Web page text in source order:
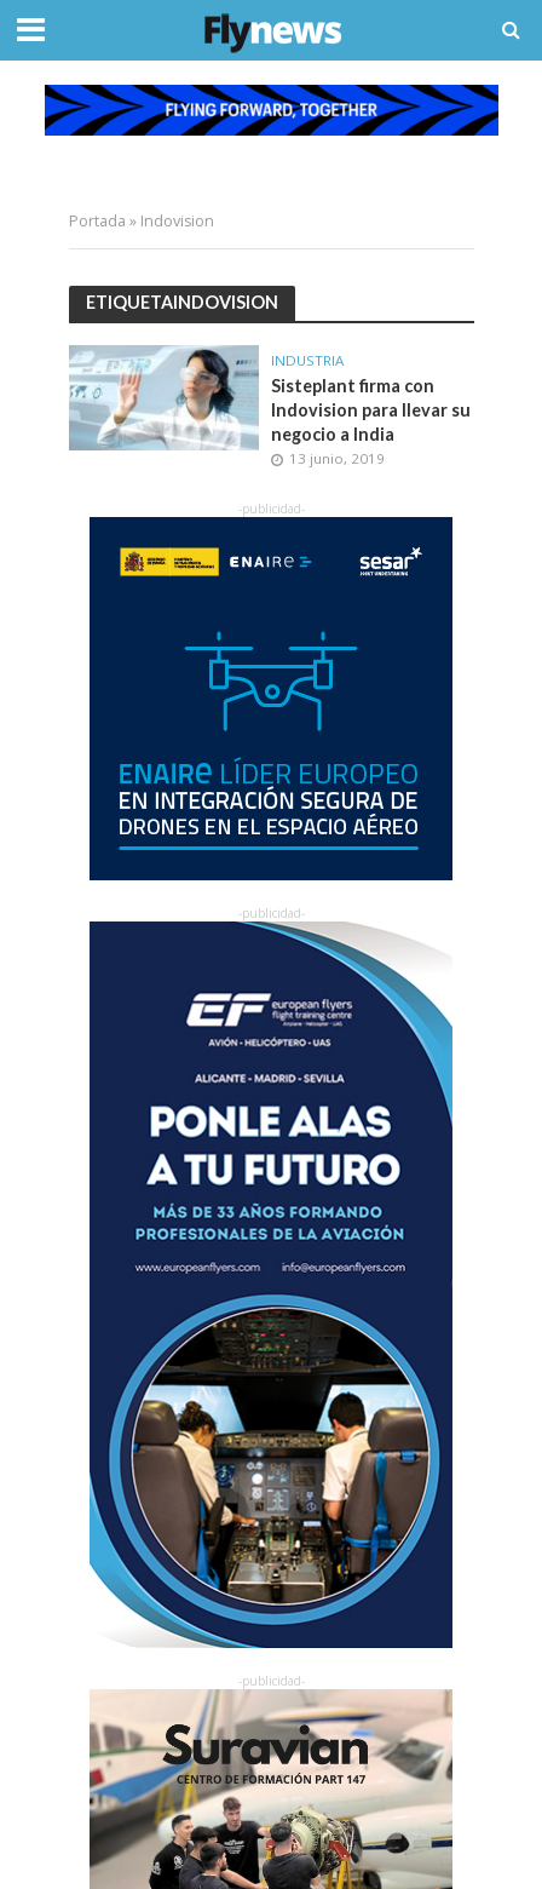
Portada » Indovision
ETIQUETAINDOVISION
INDUSTRIA
Sisteplant firma con
Indovision para llevar su
negocio a India
13 junio, 2019